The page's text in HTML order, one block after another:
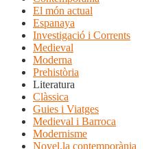
El món actual
Espanaya
Investigació i Corrents
Medieval
Moderna
Prehistòria
Literatura
Clàssica
Guies i Viatges
Medieval i Barroca
Modernisme
Novel.la contemporània